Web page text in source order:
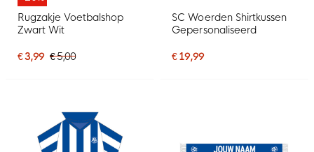
Rugzakje Voetbalshop
Zwart Wit
€ 3,99 € 5,00
SC Woerden Shirtkussen
Gepersonaliseerd
€ 19,99